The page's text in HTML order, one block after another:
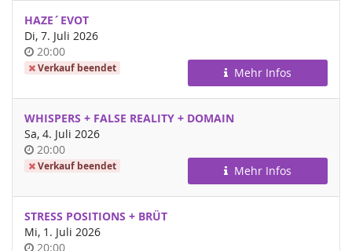
HAZE´EVOT
Di, 7. Juli 2026
Uhrzeit
20:00
Verkauf beendet Mehr Infos
WHISPERS + FALSE REALITY + DOMAIN
Sa, 4. Juli 2026
Uhrzeit
20:00
Verkauf beendet Mehr Infos
STRESS POSITIONS + BRÜT
Mi, 1. Juli 2026
Uhrzeit
20:00